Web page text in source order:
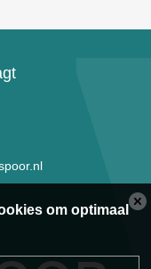
om optimaal